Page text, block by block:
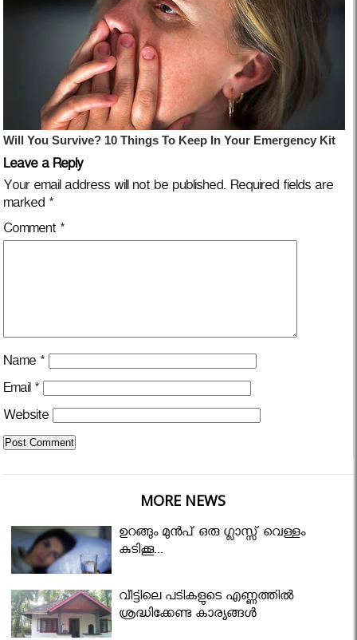
Leave a Reply
Your email address will not be published. Required fields are
marked *
Comment *
Name *
Email *
Website
MORE NEWS
ഉറങ്ങും മുന്‍പ് ഒരു ഗ്ലാസ്സ് വെള്ളം
കുടിക്കൂ...
വീട്ടിലെ പടികളുടെ എണ്ണത്തിൽ
ശ്രദ്ധിക്കേണ്ട കാര്യങ്ങൾ